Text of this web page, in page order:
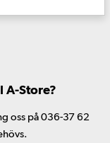
A-Store?
oss på 036-37 62